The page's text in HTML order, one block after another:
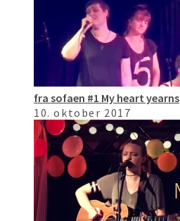
fra sofaen #1 My heart yearns
10. oktober 2017